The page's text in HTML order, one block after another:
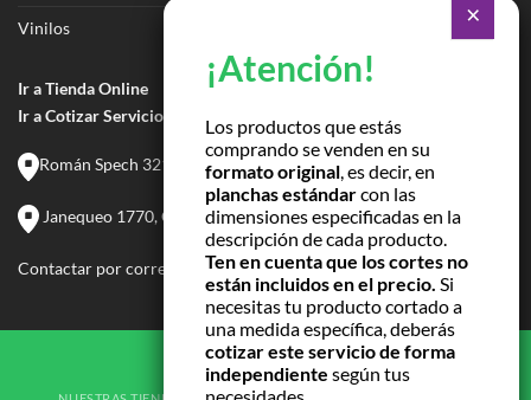
Vinilos
Ir a Tienda Online
Ir a Cotizar Servicios
Román Spech 3213, Quinta Normal, Región Metropolitana
Janequeo 1770, Concepción, Región Bío Bío
Contactar por correo
Los productos que estás
comprando se venden en su
formato original, es decir, en
planchas estándarcon las
dimensiones especificadas en la
descripción de cada producto.
Ten en cuenta que los cortes no
están incluidos en el precio. Si
necesitas tu producto cortado a
una medida específica, deberás
cotizar este servicio de forma
independiente según tus